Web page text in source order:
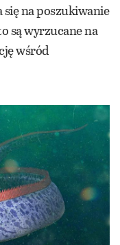
się na poszukiwanie
są wyrzucane na
wśród